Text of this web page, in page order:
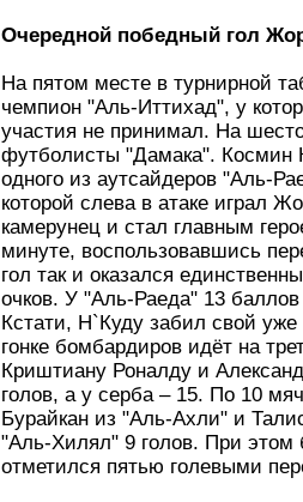
Очередной победный гол
На пятом месте в турнирной
чемпион "Аль-Иттихад", у
участия не принимал. На
футболисты "Дамака". Космин
одного из аутсайдеров "Аль-
которой слева в атаке играл
камерунец и стал главным
минуте, воспользовавшись
гол так и оказался
очков. У "Аль-Раеда" 13
Кстати, Н`Куду забил свой
гонке бомбардиров идёт на
Криштиану Роналду и
голов, а у серба – 15. По 10
Бурайкан из "Аль-Ахли" и
"Аль-Хилял" 9 голов. При
отметился пятью голевыми